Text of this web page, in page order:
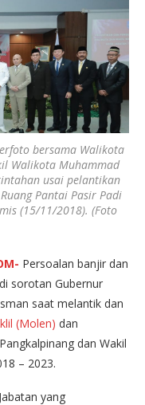
bersama Walikota
Walikota Muhammad
usai pelantikan
Pantai Pasir Padi
(15/11/2018). (Foto
Persoalan banjir dan
sorotan Gubernur
saat melantik dan
(Molen) dan
dan Wakil
– 2023.
yang